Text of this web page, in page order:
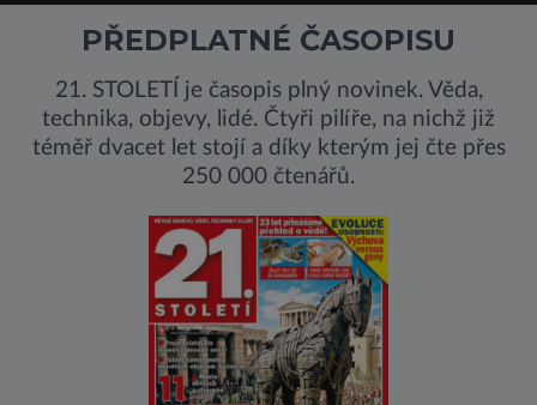
PŘEDPLATNÉ ČASOPISU
21. STOLETÍ je časopis plný novinek. Věda,
technika, objevy, lidé. Čtyři pilíře, na nichž již
téměř dvacet let stojí a díky kterým jej čte přes
250 000 čtenářů.